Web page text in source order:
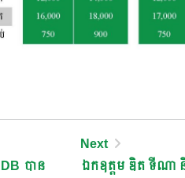
បាន
Next
ឯកឧត្តម ឌិត ទីណា